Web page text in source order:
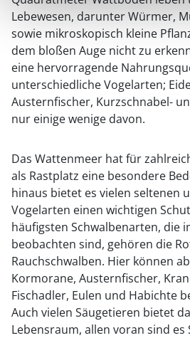
Lebewesen, darunter Würmer,
sowie mikroskopisch kleine
dem bloßen Auge nicht zu
eine hervorragende
unterschiedliche Vogelarten;
Austernfischer, Kurzschnabel-
nur einige wenige davon.
Das Wattenmeer hat für
als Rastplatz eine besondere
hinaus bietet es vielen seltenen
Vogelarten einen wichtigen
häufigsten Schwalbenarten, die
beobachten sind, gehören die
Rauchschwalben. Hier können
Kormorane, Austernfischer,
Fischadler, Eulen und Habichte
Auch vielen Säugetieren bietet
Lebensraum, allen voran sind es